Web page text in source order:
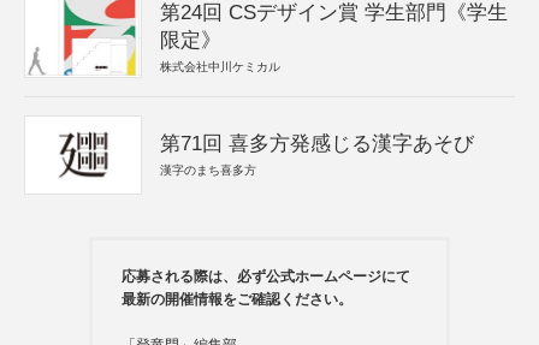
第24回 CSデザイン賞 学生部門《学生
限定》
株式会社中川ケミカル
第71回 喜多方発感じる漢字あそび
漢字のまち喜多方
応募される際は、必ず公式ホームページにて
最新の開催情報をご確認ください。